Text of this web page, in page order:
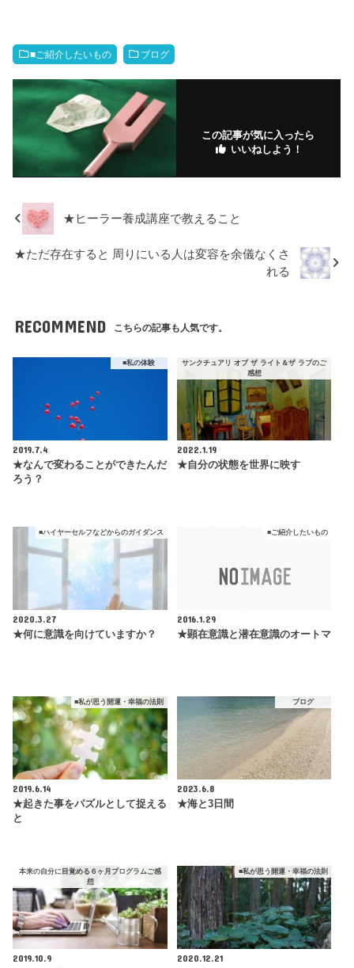
b
o
o
k
ar
.fr
n
M
ar
ks
■ご紹介したいもの ブログ
この記事が気に入ったら
いいねしよう！
★ヒーラー養成講座で教えること
★ただ存在すると 周りにいる人は変容を余儀なくさ
れる
RECOMMEND こちらの記事も人気です。
■私の体験
2019.7.4
★なんで変わることができたんだ
ろう？
サンクチュアリ オブ ザ ライト＆ザ ラブのご
感想
2022.1.19
★自分の状態を世界に映す
■ハイヤーセルフなどからのガイダンス
2020.3.27
★何に意識を向けていますか？
■ご紹介したいもの
2016.1.29
★顕在意識と潜在意識のオートマ
■私が思う開運・幸福の法則
2019.6.14
★起きた事をパズルとして捉える
と
ブログ
2023.6.8
★海と3日間
本来の自分に目覚める６ヶ月プログラムご感
想
2019.10.9
■私が思う開運・幸福の法則
2020.12.21